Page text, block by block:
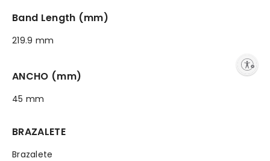
Band Length (mm)
219.9 mm
ANCHO (mm)
45 mm
BRAZALETE
Brazalete